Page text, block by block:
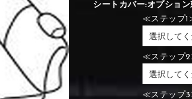
⑩White ⑪Black
⑥Yellow ⑦Blue
⑥Yellow ⑦Blue
⑥Red ⑦Wine-red
⑥Red ⑦Wine-red
シートカバー:オプショ
≪ステップ
≪ステップ
≪ステップ